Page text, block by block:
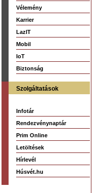
Vélemény
Karrier
LazIT
Mobil
IoT
Biztonság
Szolgáltatások
Infotár
Rendezvénynaptár
Prim Online
Letöltések
Hírlevél
Húsvét.hu